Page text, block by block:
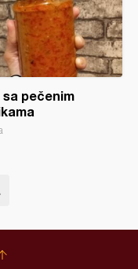
sa pečenim